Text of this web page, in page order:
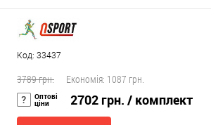
Код: 33437
3789 грн. Економія: 1087 грн.
Оптові
ціни 2702 грн. / комплект